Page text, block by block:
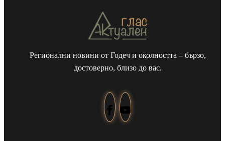
Регионални новини от Годеч и околността – бързо,
достоверно, близо до вас.